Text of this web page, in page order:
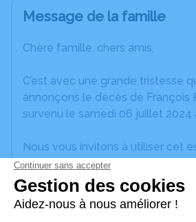
Message de la famille
Chère famille, chers amis,
C’est avec une grande tristesse
annonçons le décès de François
survenu le samedi 06 juillet 2024
Nous vous invitons à utiliser cet
laisser vos condoléances,
souvenirs, une anecdote ou
à travers des poèmes ou des
est un lieu d'expression dédié à